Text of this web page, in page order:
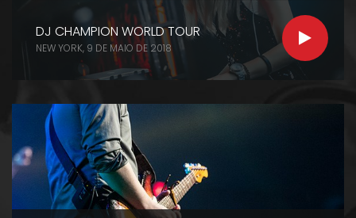
DJ CHAMPION WORLD TOUR
NEW YORK POSTED
9 DE MAIO DE 2018